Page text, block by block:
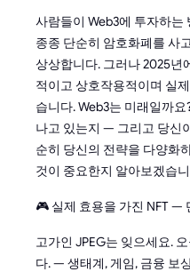
사람들이 Web3에 투자하는
종종 단순히 암호화폐를 사
상상합니다. 그러나 2025년
적이고 상호작용적이며 실
습니다. Web3는 미래일까
나고 있는지 — 그리고 당신
순히 당신의 전략을 다양화
것이 중요한지 알아보겠습
🎮 실제 효용을 가진 NFT —
고가인 JPEG는 잊으세요.
다. — 생태계, 게임, 금융 보